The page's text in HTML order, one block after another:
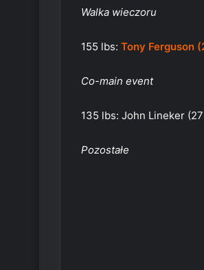
Walka wieczoru
155 lbs: Tony Ferguson
Co-main event
135 lbs: John Lineker
Pozostałe